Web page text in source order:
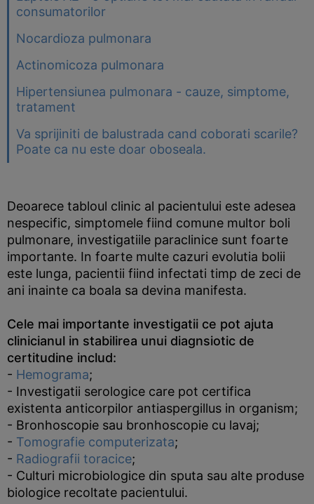
consumatorilor
Nocardioza pulmonara
Actinomicoza pulmonara
Hipertensiunea pulmonara - cauze, simptome,
tratament
Va sprijiniti de balustrada cand coborati scarile?
Poate ca nu este doar oboseala.
Deoarece tabloul clinic al pacientului este adesea
nespecific, simptomele fiind comune multor boli
pulmonare, investigatiile paraclinice sunt foarte
importante. In foarte multe cazuri evolutia bolii
este lunga, pacientii fiind infectati timp de zeci de
ani inainte ca boala sa devina manifesta.
Cele mai importante investigatii ce pot ajuta
clinicianul in stabilirea unui diagnsiotic de
certitudine includ:
- Hemograma;
- Investigatii serologice care pot certifica
existenta anticorpilor antiaspergillus in organism;
- Bronhoscopie sau bronhoscopie cu lavaj;
- Tomografie computerizata;
- Radiografii toracice;
- Culturi microbiologice din sputa sau alte produse
biologice recoltate pacientului.